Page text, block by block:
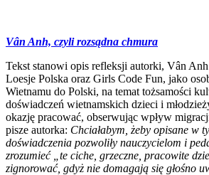
Vân Anh, czyli rozsądna chmura
Tekst stanowi opis refleksji autorki, Vân
Loesje Polska oraz Girls Code Fun, jako
Wietnamu do Polski, na temat tożsamości
doświadczeń wietnamskich dzieci i
okazję pracować, obserwując wpływ
pisze autorka: Chciałabym, żeby opisane w
doświadczenia pozwoliły nauczycielom i
zrozumieć „te ciche, grzeczne, pracowite
zignorować, gdyż nie domagają się głośno